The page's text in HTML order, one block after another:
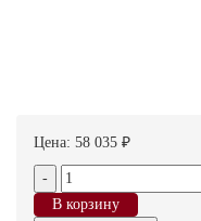
Цена: 58 035 ₽
-
В корзину